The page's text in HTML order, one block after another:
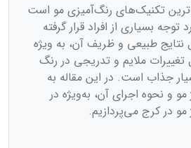
تکنیک‌های رنگ‌آمیزی مو است
بسیاری از افراد قرار گرفته
طبیعی و ظریف آن، به ویژه
تغییرات ملایم و تدریجی در رنگ
جذاب است. در این مقاله به
و نحوه اجرای آن، به‌ویژه در
مو در کرج می‌پردازیم.